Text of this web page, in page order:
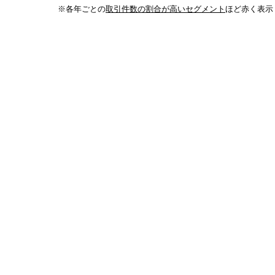
※各年ごとの取引件数の割合が高いセグメントほど赤く表示